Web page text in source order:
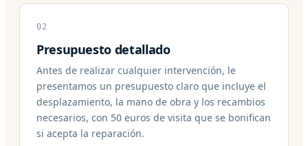
02
Presupuesto detallado
Antes de realizar cualquier intervención, le
presentamos un presupuesto claro que incluye el
desplazamiento, la mano de obra y los recambios
necesarios, con 50 euros de visita que se bonifican
si acepta la reparación.